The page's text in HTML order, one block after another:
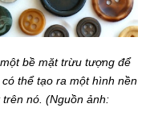
bề mặt trừu tượng để
thể tạo ra một hình nền
nó. (Nguồn ảnh: